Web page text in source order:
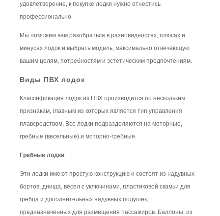
удовлетворение, к покупке лодки нужно отнестись
профессионально.
Мы поможем вам разобраться в разновидностях, плюсах и
минусах лодок и выбрать модель, максимально отвечающую
вашим целям, потребностям и эстетическим предпочтениям.
Виды ПВХ лодок
Классификация лодок из ПВХ производится по нескольким
признакам, главным из которых является тип управления
плавсредством. Все лодки подразделяются на моторные,
гребные (весельные) и моторно-гребные.
Гребные лодки
Эти лодки имеют простую конструкцию и состоят из надувных
бортов, днища, весел с уключинами, пластиковой скамьи для
гребца и дополнительных надувных подушек,
предназначенных для размещения пассажиров. Баллоны, из